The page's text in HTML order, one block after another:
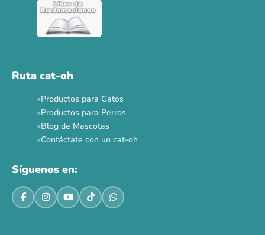
Ver todas las promos 🐾
Ruta cat-oh
Productos para Gatos
Productos para Perros
Blog de Mascotas
Contáctate con un cat-oh
Síguenos en: